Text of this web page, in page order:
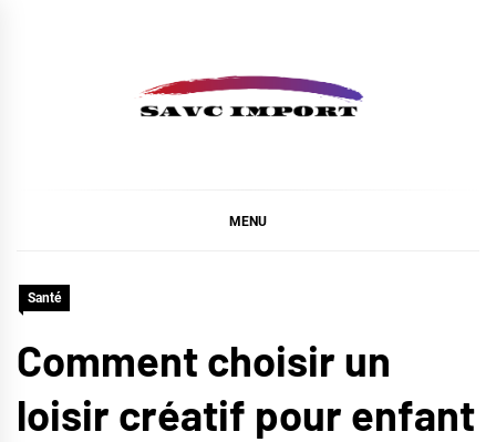
MENU
Santé
Comment choisir un
loisir créatif pour enfant